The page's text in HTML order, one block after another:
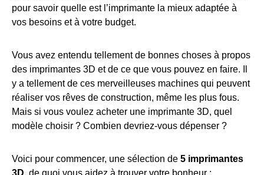
pour savoir quelle est l’imprimante la mieux adaptée à
vos besoins et à votre budget.
Vous avez entendu tellement de bonnes choses à propos
des imprimantes 3D et de ce que vous pouvez en faire. Il
y a tellement de ces merveilleuses machines qui peuvent
réaliser vos rêves de construction, même les plus fous.
Mais si vous voulez acheter une imprimante 3D, quel
modèle choisir ? Combien devriez-vous dépenser ?
Voici pour commencer, une sélection de 5 imprimantes